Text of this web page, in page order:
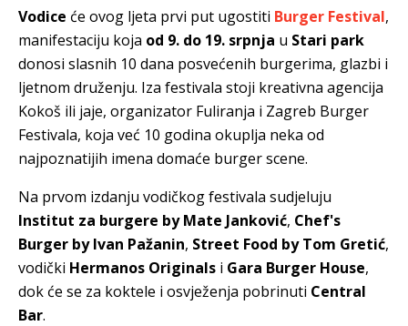
Vodice će ovog ljeta prvi put ugostiti Burger Festival,
manifestaciju koja od 9. do 19. srpnja u Stari park
donosi slasnih 10 dana posvećenih burgerima, glazbi i
ljetnom druženju. Iza festivala stoji kreativna agencija
Kokoš ili jaje, organizator Fuliranja i Zagreb Burger
Festivala, koja već 10 godina okuplja neka od
najpoznatijih imena domaće burger scene.
Na prvom izdanju vodičkog festivala sudjeluju
Institut za burgere by Mate Janković, Chef's
Burger by Ivan Pažanin, Street Food by Tom Gretić,
vodički Hermanos Originals i Gara Burger House,
dok će se za koktele i osvježenja pobrinuti Central
Bar.